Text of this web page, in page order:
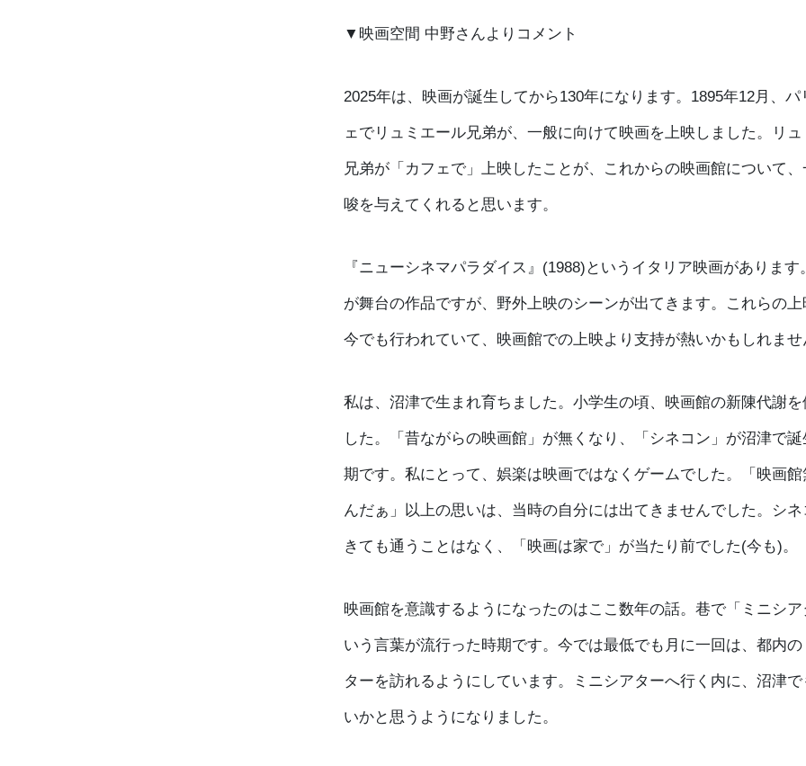
▼映画空間 中野さんよりコメント
2025年は、映画が誕生してから130年になります。1895年12月、パ
ェでリュミエール兄弟が、一般に向けて映画を上映しました。リ
兄弟が「カフェで」上映したことが、これからの映画館について
唆を与えてくれると思います。
『ニューシネマパラダイス』(1988)というイタリア映画があります
が舞台の作品ですが、野外上映のシーンが出てきます。これらの
今でも行われていて、映画館での上映より支持が熱いかもしれませ
私は、沼津で生まれ育ちました。小学生の頃、映画館の新陳代謝
した。「昔ながらの映画館」が無くなり、「シネコン」が沼津で
期です。私にとって、娯楽は映画ではなくゲームでした。「映画
んだぁ」以上の思いは、当時の自分には出てきませんでした。シ
きても通うことはなく、「映画は家で」が当たり前でした(今も)。
映画館を意識するようになったのはここ数年の話。巷で「ミニシ
いう言葉が流行った時期です。今では最低でも月に一回は、都内
ターを訪れるようにしています。ミニシアターへ行く内に、沼津
いかと思うようになりました。